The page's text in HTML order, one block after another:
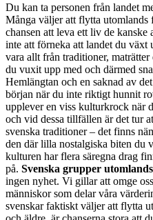
Du kan ta personen från landet
Många väljer att flytta utomlands
chansen att leva ett liv de
inte att förneka att landet du växt
vara allt från traditioner,
du vuxit upp med och därmed
Hemlängtan och en saknad av
början när du inte riktigt hunnit
upplever en viss kulturkrock när
och vid dessa tillfällen är det tur
svenska traditioner – det finns
den där lilla nostalgiska biten du
kulturen har flera säregna drag
på. Svenska grupper utomlands
ingen nyhet. Vi gillar att omge
människor som delar våra
svenskar faktiskt väljer att flytta